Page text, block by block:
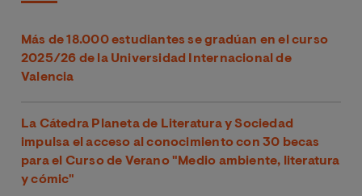
Más de 18.000 estudiantes se gradúan en el curso
2025/26 de la Universidad Internacional de
Valencia
La Cátedra Planeta de Literatura y Sociedad
impulsa el acceso al conocimiento con 30 becas
para el Curso de Verano "Medio ambiente, literatura
y cómic"